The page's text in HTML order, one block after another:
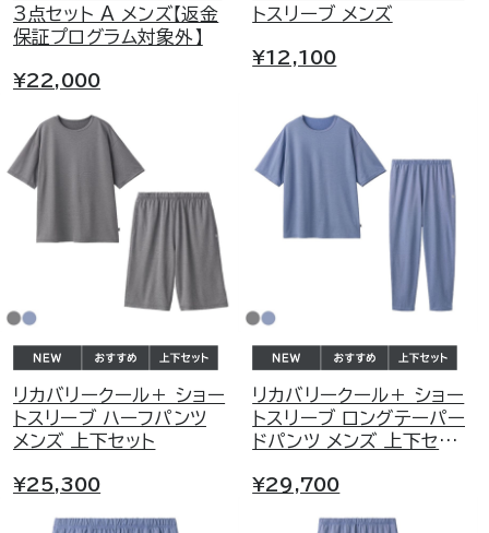
3点セット A メンズ【返金
保証プログラム対象外】
¥22,000
トスリーブ メンズ
¥12,100
リカバリークール＋ ショー
トスリーブ ハーフパンツ
メンズ 上下セット
¥25,300
リカバリークール＋ ショー
トスリーブ ロングテーパー
ドパンツ メンズ 上下セッ
¥29,700